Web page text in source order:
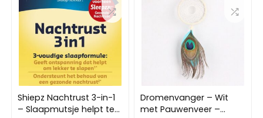
Shiepz Nachtrust 3-in-1
– Slaapmutsje helpt te
Dromenvanger – Wit
met Pauwenveer –